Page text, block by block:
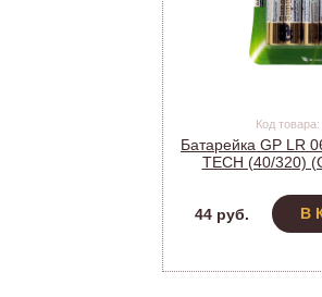
Код
Батарейка GP LR
TECH (40/320)
44 руб. В